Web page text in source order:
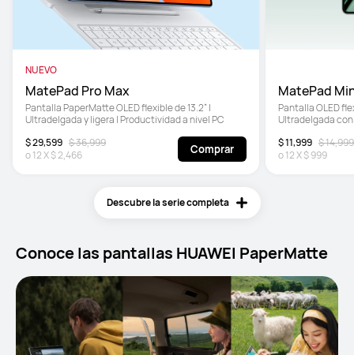
NUEVO
MatePad Pro Max
Pantalla PaperMatte OLED flexible de 13.2” |
Ultradelgada y ligera | Productividad a nivel PC
$ 29,599 $ 36,999
o12X$ 2,466 Comprar
MatePad
Pantalla OLED
Ultradelgada con
$ 11,999 $ 14,999
o12X$ 999
Descubre la serie completa
Conoce las pantallas HUAWEI PaperMatte